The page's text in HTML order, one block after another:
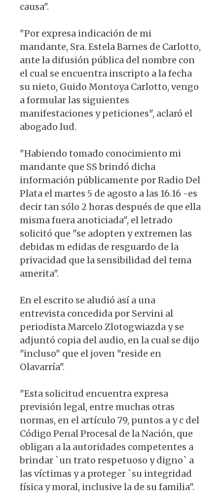
causa".
"Por expresa indicación de mi
mandante, Sra. Estela Barnes de Carlotto,
ante la difusión pública del nombre con
el cual se encuentra inscripto a la fecha
su nieto, Guido Montoya Carlotto, vengo
a formular las siguientes
manifestaciones y peticiones", aclaró el
abogado Iud.
"Habiendo tomado conocimiento mi
mandante que SS brindó dicha
información públicamente por Radio Del
Plata el martes 5 de agosto a las 16.16 -es
decir tan sólo 2 horas después de que ella
misma fuera anoticiada", el letrado
solicitó que "se adopten y extremen las
debidas m edidas de resguardo de la
privacidad que la sensibilidad del tema
amerita".
En el escrito se aludió así a una
entrevista concedida por Servini al
periodista Marcelo Zlotogwiazda y se
adjuntó copia del audio, en la cual se dijo
"incluso" que el joven "reside en
Olavarría".
"Esta solicitud encuentra expresa
previsión legal, entre muchas otras
normas, en el artículo 79, puntos a y c del
Código Penal Procesal de la Nación, que
obligan a la autoridades competentes a
brindar `un trato respetuoso y digno` a
las víctimas y a proteger `su integridad
física y moral, inclusive la de su familia".